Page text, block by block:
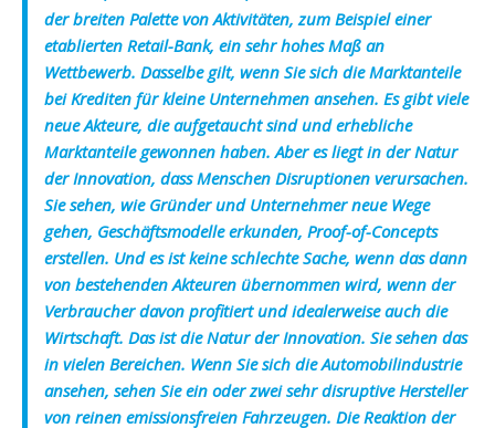
der breiten Palette von Aktivitäten, zum Beispiel einer
etablierten Retail-Bank, ein sehr hohes Maß an
Wettbewerb. Dasselbe gilt, wenn Sie sich die Marktanteile
bei Krediten für kleine Unternehmen ansehen. Es gibt viele
neue Akteure, die aufgetaucht sind und erhebliche
Marktanteile gewonnen haben. Aber es liegt in der Natur
der Innovation, dass Menschen Disruptionen verursachen.
Sie sehen, wie Gründer und Unternehmer neue Wege
gehen, Geschäftsmodelle erkunden, Proof-of-Concepts
erstellen. Und es ist keine schlechte Sache, wenn das dann
von bestehenden Akteuren übernommen wird, wenn der
Verbraucher davon profitiert und idealerweise auch die
Wirtschaft. Das ist die Natur der Innovation. Sie sehen das
in vielen Bereichen. Wenn Sie sich die Automobilindustrie
ansehen, sehen Sie ein oder zwei sehr disruptive Hersteller
von reinen emissionsfreien Fahrzeugen. Die Reaktion der